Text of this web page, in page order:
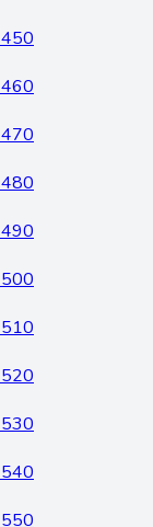
450
460
470
480
490
500
510
520
530
540
550